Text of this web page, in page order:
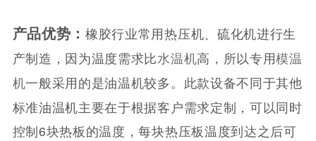
产品优势：橡胶行业常用热压机、硫化机进行生
产制造，因为温度需求比水温机高，所以专用模温
机一般采用的是油温机较多。 此款设备不同于其他
标准油温机主要在于根据客户需求定制，可以同时
控制6块热板的温度，每块热压板温度到达之后可